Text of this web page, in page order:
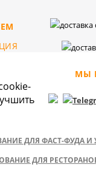
МЫ
ДЛЯ ФАСТ-ФУДА
ДЛЯ